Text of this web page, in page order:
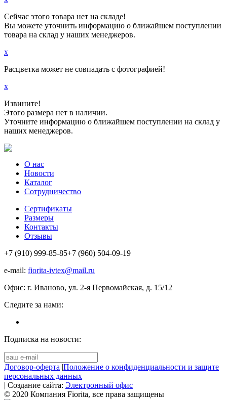
Сейчас этого товара нет на складе!
Вы можете уточнить информацию о ближайшем поступлении
товара на склад у наших менеджеров.
x
Расцветка может не совпадать с фотографией!
x
Извините!
Этого размера нет в наличии.
Уточните информацию о ближайшем поступлении на склад у
наших менеджеров.
О нас
Новости
Каталог
Сотрудничество
Сертификаты
Размеры
Контакты
Отзывы
+7 (910) 999-85-85+7 (960) 504-09-19
e-mail: fiorita-ivtex@mail.ru
Офис: г. Иваново, ул. 2-я Первомайская, д. 15/12
Следите за нами:
Подписка на новости:
Договор-оферта |Положение о конфиденциальности и защите
персональных данных
| Создание сайта: Электронный офис
© 2020 Компания Fiorita, все права защищены